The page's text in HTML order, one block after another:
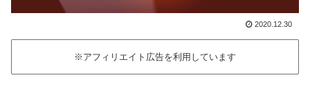
2020.12.30
※アフィリエイト広告を利用しています